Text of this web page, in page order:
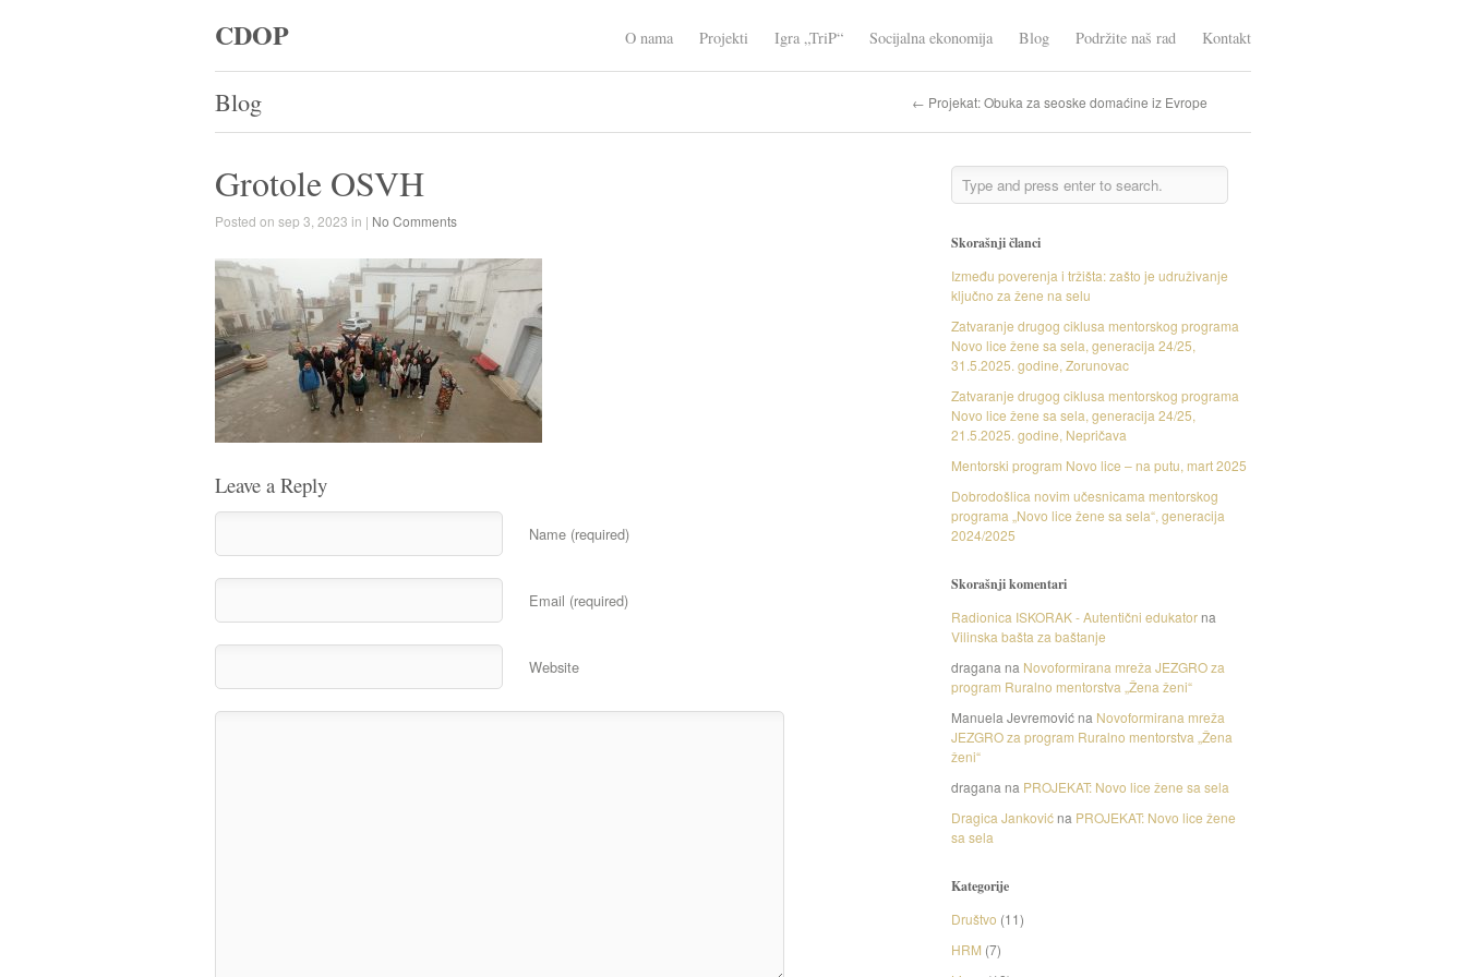
CDOP O nama Projekti Igra „TriP“ Socijalna ekonomija Blog Podržite naš rad Kontakt
Blog ← Projekat: Obuka za seoske domaćine iz Evrope
Grotole OSVH
Posted on sep 3, 2023 in | No Comments
Leave a Reply
Name (required)
Email (required)
Website
Skorašnji članci
Između poverenja i tržišta: zašto je udruživanje
ključno za žene na selu
Zatvaranje drugog ciklusa mentorskog programa
Novo lice žene sa sela, generacija 24/25,
31.5.2025. godine, Zorunovac
Zatvaranje drugog ciklusa mentorskog programa
Novo lice žene sa sela, generacija 24/25,
21.5.2025. godine, Nepričava
Mentorski program Novo lice – na putu, mart 2025
Dobrodošlica novim učesnicama mentorskog
programa „Novo lice žene sa sela“, generacija
2024/2025
Skorašnji komentari
Radionica ISKORAK - Autentični edukator na
Vilinska bašta za baštanje
dragana na Novoformirana mreža JEZGRO za
program Ruralno mentorstva „Žena ženi“
Manuela Jevremović na Novoformirana mreža
JEZGRO za program Ruralno mentorstva „Žena
ženi“
dragana na PROJEKAT: Novo lice žene sa sela
Dragica Janković na PROJEKAT: Novo lice žene
sa sela
Kategorije
Društvo (11)
HRM (7)